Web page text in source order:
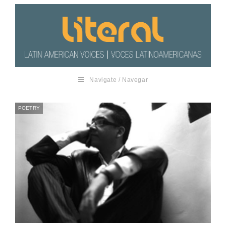
Navigate / Navegar
POETRY